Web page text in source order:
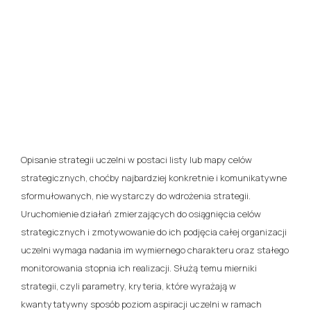
Opisanie strategii uczelni w postaci listy lub mapy celów
strategicznych, choćby najbardziej konkretnie i komunikatywne
sformułowanych, nie wystarczy do wdrożenia strategii.
Uruchomienie działań zmierzających do osiągnięcia celów
strategicznych i zmotywowanie do ich podjęcia całej organizacji
uczelni wymaga nadania im wymiernego charakteru oraz stałego
monitorowania stopnia ich realizacji. Służą temu mierniki
strategii, czyli parametry, kryteria, które wyrażają w
kwantytatywny sposób poziom aspiracji uczelni w ramach